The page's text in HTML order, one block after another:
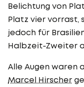
Belichtung von
Platz vier vorrast,
jedoch für
Halbzeit-Zweiter
Alle Augen waren
Marcel Hirscher